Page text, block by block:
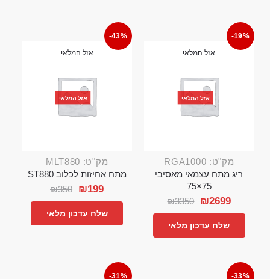
-19%
אזל המלאי
אזל המלאי
מק"ט: RGA1000
ריג מתח עצמאי מאסיבי
75×75
₪3350 ₪2699
שלח עדכון מלאי
-43%
אזל המלאי
אזל המלאי
מק"ט: MLT880
מתח אחיזות לכלוב ST880
₪350 ₪199
שלח עדכון מלאי
-33%
-31%